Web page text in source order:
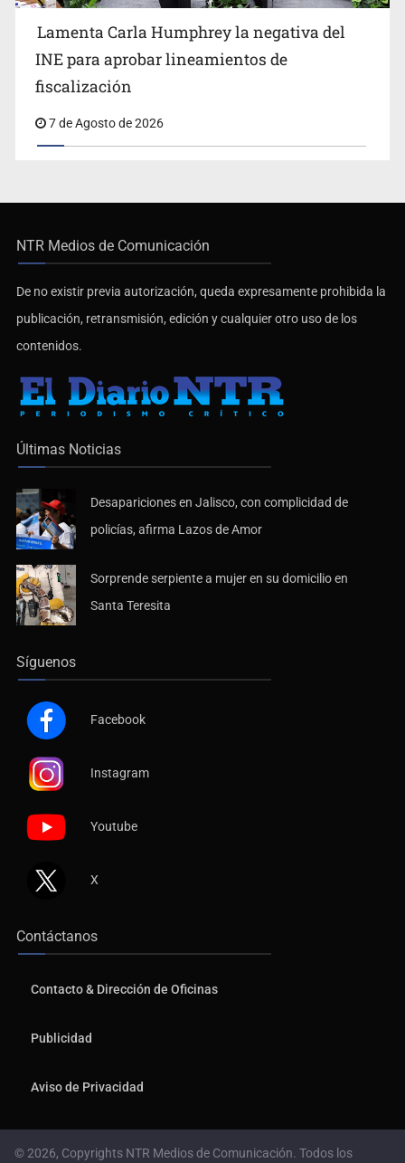
Lamenta Carla Humphrey la negativa del
INE para aprobar lineamientos de
fiscalización
7 de Agosto de 2026
NTR Medios de Comunicación
De no existir previa autorización, queda expresamente prohibida la
publicación, retransmisión, edición y cualquier otro uso de los
contenidos.
Últimas Noticias
Desapariciones en Jalisco, con complicidad de
policías, afirma Lazos de Amor
Sorprende serpiente a mujer en su domicilio en
Santa Teresita
Síguenos
Facebook
Instagram
Youtube
X
Contáctanos
Contacto & Dirección de Oficinas
Publicidad
Aviso de Privacidad
© 2026, Copyrights NTR Medios de Comunicación. Todos los